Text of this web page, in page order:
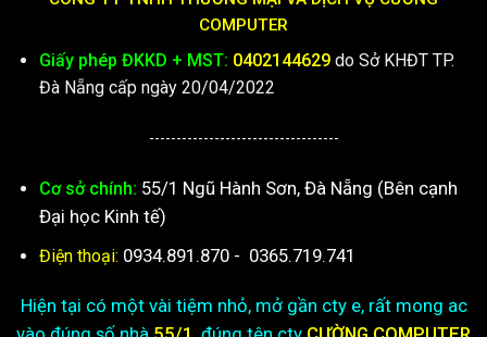
COMPUTER
Giấy phép ĐKKD + MST: 0402144629do Sở KHĐT TP.
Đà Nẵng cấp ngày 20/04/2022
-----------------------------------
Cơ sở chính: 55/1 Ngũ Hành Sơn, Đà Nẵng (Bên cạnh
Đại học Kinh tế)
Điện thoại: 0934.891.870 - 0365.719.741
Hiện tại có một vài tiệm nhỏ, mở gần cty e, rất mong ac